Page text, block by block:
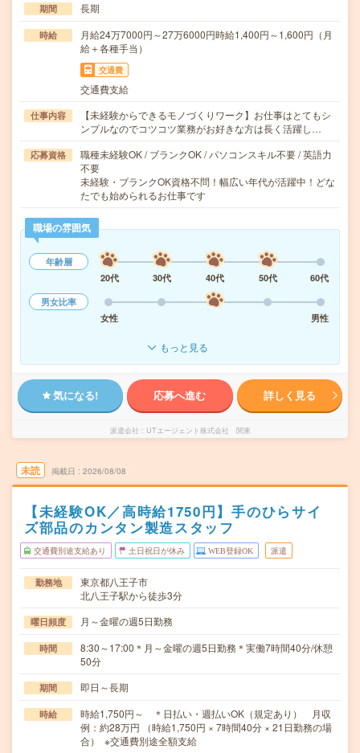
期間 長期
時給
月給24万7000円～27万6000円時給1,400円～1,600円（月
給＋各種手当）
交通費
交通費支給
仕事内容
【未経験からできるモノづくりワーク】お仕事はとてもシ
ンプルなのでコツコツ業務がお好きな方は長く活躍し…
応募資格
職種未経験OK / ブランクOK / パソコンスキル不要 / 英語力
不要
未経験・ブランクOK資格不問！幅広い年代が活躍中！どな
たでも始められるお仕事です
職場の雰囲気
年齢層
20代
30代 40代 50代
60代
男女比率
女性
男性
もっと見る
気になる! 応募へ進む 詳しく見る
派遣会社 UTエージェント株式会社 関東
未読 掲載日 2026/08/08
【未経験OK／高時給1750円】手のひらサイ
ズ部品のカンタン製造スタッフ
交通費別途支給あり 土日祝日が休み WEB登録OK 派遣
勤務地
東京都八王子市
北八王子駅から徒歩3分
曜日頻度 月～金曜の週5日勤務
時間
8:30～17:00＊月～金曜の週5日勤務＊実働7時間40分/休憩
50分
期間 即日～長期
時給
時給1,750円～ ＊日払い・週払いOK（規定あり） 月収
例：約28万円 （時給1,750円 × 7時間40分 × 21日勤務の場
合） ※交通費別途全額支給